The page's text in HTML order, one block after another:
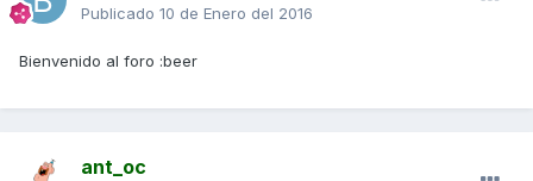
Publicado 10 de Enero del 2016
Bienvenido al foro :beer
ant_oc